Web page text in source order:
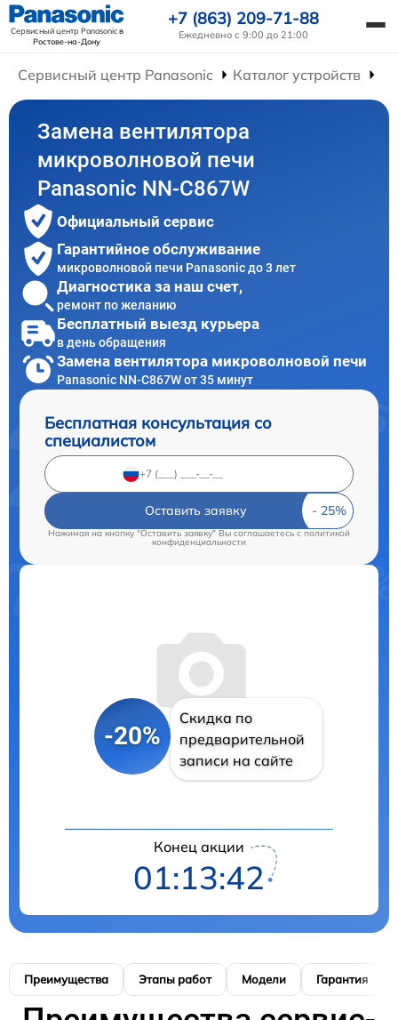
Сервисный центр Panasonicв
Ростове-на-Дону
+7 (863) 209-71-88
Ежедневно с 9:00 до 21:00
Сервисный центр Panasonic Каталог устройств
Замена вентилятора
микроволновой печи
Panasonic NN-C867W
Официальный сервис
Гарантийное обслуживание
микроволновой печи Panasonic до 3 лет
Диагностика за наш счет,
ремонт по желанию
Бесплатный выезд курьера
в день обращения
Замена вентилятора микроволновой печи
Panasonic NN-C867W от 35 минут
Бесплатная консультация со
специалистом
Оставить заявку
Нажимая на кнопку "Оставить заявку" Вы соглашаетесь cполитикой
конфиденциальности
-20%
Скидка по
предварительной
записи на сайте
Конец акции
01:13:41
Преимущества Этапы работ Модели Гарантия